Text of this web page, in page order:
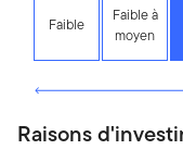
Faible
Faible à
moyen
Raisons